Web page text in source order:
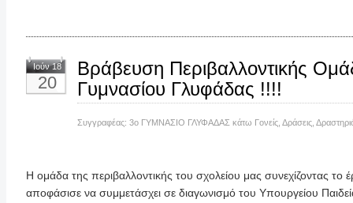
Ιούν 18
20
Βράβευση Περιβαλλοντικής
Γυμνασίου Γλυφάδας !!!!
Συγγραφέας: 3ο ΓΥΜΝΑΣΙΟ ΓΛΥΦΑΔΑΣ κάτω Γονείς Δράσεις
Η ομάδα της περιβαλλοντικής του σχολείου μας συνεχίζοντας το
αποφάσισε να συμμετάσχει σε διαγωνισμό του Υπουργείου